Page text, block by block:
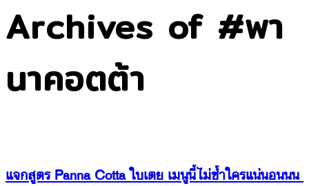
Archives of #พา
นาคอตต้า
แจกสูตร Panna Cotta ใบเตย เมนูนี้ไม่ซ้ำใครแน่นอนนน